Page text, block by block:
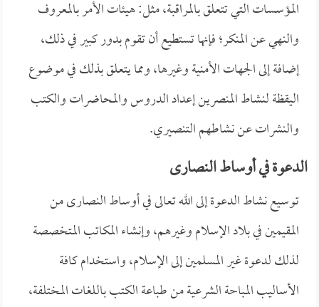
المؤسسات التي تتعلق بالمراقبة، مثل: هيئات الأمر بالمعروف
والنهي عن المنكر؛ فإنها تستطيع أن تقوم بدور كبير في ذلك،
إضافة إلى الجهات الأمنية وغيرها، ومما يتعلق بذلك في موضوع
اليقظة لنشاط المنصرين إعداد الدروس والمحاضرات والكتب
والنشرات عن نشاطهم التنصيري.
الدعوة في أوساط النصارى
توسيع نشاط الدعوة إلى الله تعالى في أوساط النصارى من
المقيمين في بلاد الإسلام وغيرهم، وإنشاء المكاتب المتخصصة
لذلك لدعوة غير المسلمين إلى الإسلام، واستخدام كافة
الأساليب المباحة الشرعية من طباعة الكتب باللغات المختلفة،